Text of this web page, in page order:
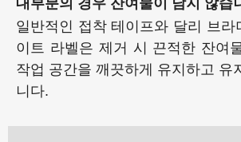
대부분의 경우 잔여물이 남지 않습
일반적인 접착 테이프와 달리 브라
이트 라벨은 제거 시 끈적한 잔여
작업 공간을 깨끗하게 유지하고 유
니다.